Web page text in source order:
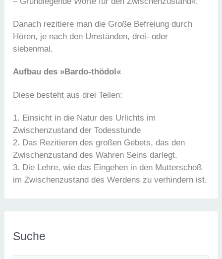
Danach rezitiere man die Große Befreiung durch
Hören, je nach den Umständen, drei- oder
siebenmal.
Aufbau des »Bardo-thödol«
Diese besteht aus drei Teilen:
1. Einsicht in die Natur des Urlichts im
Zwischenzustand der Todesstunde
2. Das Rezitieren des großen Gebets, das den
Zwischenzustand des Wahren Seins darlegt.
3. Die Lehre, wie das Eingehen in den Mutterschoß
im Zwischenzustand des Werdens zu verhindern ist.
Suche